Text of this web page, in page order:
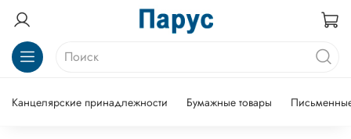
Канцелярские принадлежности Бумажные товары